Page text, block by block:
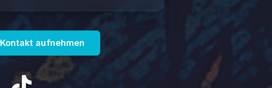
Kontakt aufnehmen